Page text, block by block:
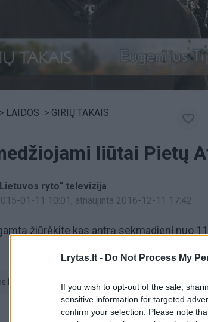
Lrytas.lt - Do Not Process My
If you wish to opt-out of the sale,
sensitive information for targeted
confirm your selection. Please note
> LAIDOS > GIRIŲ TAKAIS
liūtai Pietų
ryto“ televizija
01-11 10:01 , atnaujinta 2016-12-11 17:42
žiūrėkite kas antrą sekmadienį nuo
Respublika (PAR)